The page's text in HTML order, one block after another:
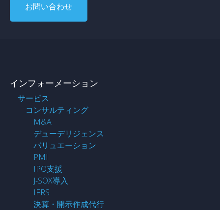
お問い合わせ
インフォーメーション
サービス
コンサルティング
M&A
デューデリジェンス
バリュエーション
PMI
IPO支援
J-SOX導入
IFRS
決算・開示作成代行